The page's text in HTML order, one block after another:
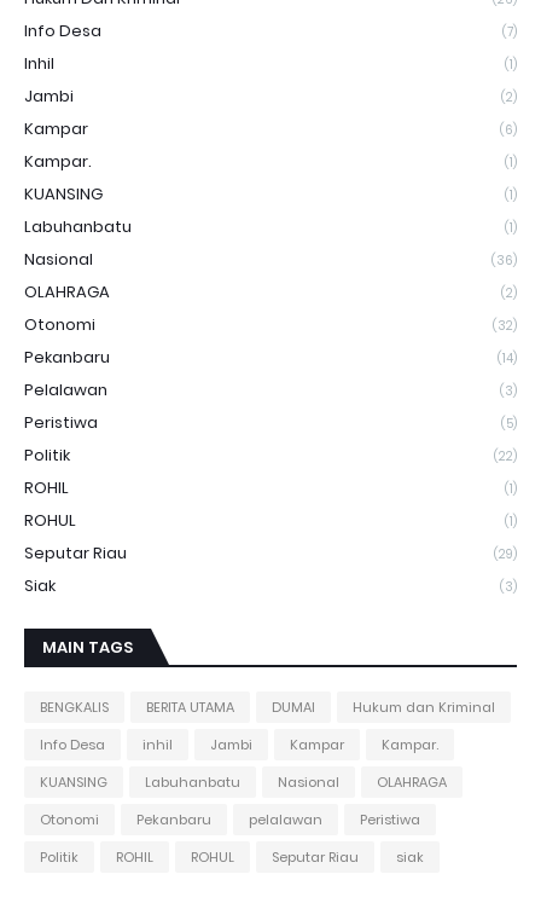
Info Desa (7)
Inhil (1)
Jambi (2)
Kampar (6)
Kampar. (1)
KUANSING (1)
Labuhanbatu (1)
Nasional (36)
OLAHRAGA (2)
Otonomi (32)
Pekanbaru (14)
Pelalawan (3)
Peristiwa (5)
Politik (22)
ROHIL (1)
ROHUL (1)
Seputar Riau (29)
Siak (3)
MAIN TAGS
BENGKALIS BERITA UTAMA DUMAI
Hukum dan Kriminal
Info Desa
inhil Jambi Kampar
Kampar.
KUANSING
Labuhanbatu Nasional
OLAHRAGA
Otonomi
Pekanbaru pelalawan
Peristiwa
Politik
ROHIL ROHUL Seputar Riau siak